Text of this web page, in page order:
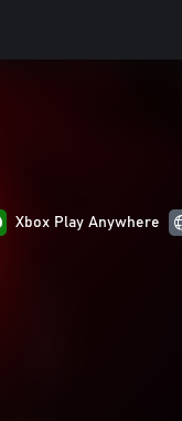
Xbox Play Anywhere